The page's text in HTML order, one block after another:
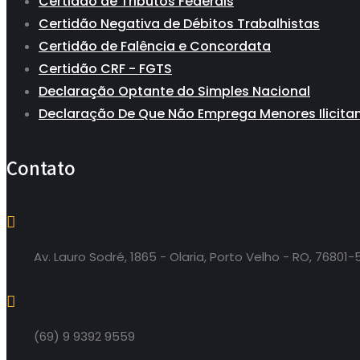
Certidão Negativa de Débitos Trabalhistas
Certidão de Falência e Concordata
Certidão CRF - FGTS
Declaração Optante do Simples Nacional
Declaração De Que Não Emprega Menores
Contato
Av. Lauro Sodré, 1865 - Olaria, Porto Velho - RO, 76801-
(69) 9 9392 9559